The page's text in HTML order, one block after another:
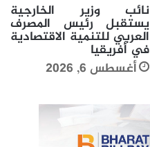
نائب وزير الخارجية
يستقبل رئيس المصرف
العربي للتنمية الاقتصادية
في أفريقيا
أغسطس 6, 2026